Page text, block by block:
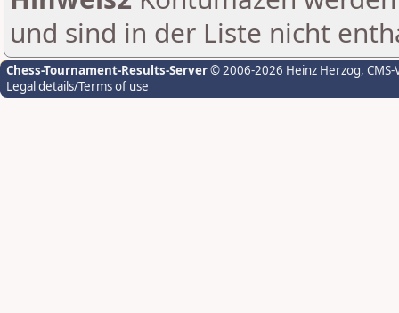
und sind in der Liste nicht
Chess-Tournament-Results-Server© 2006-2026 Heinz Herzog,
Legal details/Terms of use